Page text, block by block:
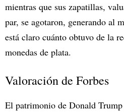
mientras que sus zapatillas,
par, se agotaron, generando al
está claro cuánto obtuvo de la
monedas de plata.
Valoración de Forbes
El patrimonio de Donald